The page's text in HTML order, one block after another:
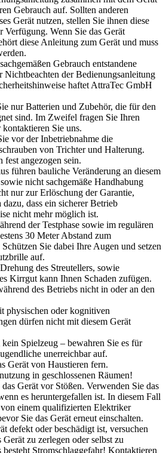
Gebrauch auf. Sollten anderen
Gerät nutzen, stellen Sie ihnen diese
Verfügung. Wenn Sie das Gerät
diese Anleitung zum Gerät und muss
Gebrauch entstandene
Nichtbeachten der Bedienungsanleitung
haftet AttraTec GmbH
nur Batterien und Zubehör, die für den
sind. Im Zweifel fragen Sie Ihren
Sie uns.
vor der Inbetriebnahme die
von Trichter und Halterung.
fest angezogen sein.
führen bauliche Veränderung an diesem
nicht sachgemäße Handhabung
nur zur Erlöschung der Garantie,
dazu, dass ein sicherer Betrieb
nicht mehr möglich ist.
der Testphase sowie im regulären
30 Meter Abstand zum
Schützen Sie dabei Ihre Augen und setzen
auf.
des Streutellers, sowie
Kirrgut kann Ihnen Schaden zufügen.
des Betriebs nicht in oder an den
physischen oder kognitiven
dürfen nicht mit diesem Gerät
Spielzeug – bewahren Sie es für
unerreichbar auf.
Gerät von Haustieren fern.
in geschlossenen Räumen!
das Gerät vor Stößen. Verwenden Sie das
es heruntergefallen ist. In diesem Fall
von einem qualifizierten Elektriker
Sie das Gerät erneut einschalten.
defekt oder beschädigt ist, versuchen
Gerät zu zerlegen oder selbst zu
besteht Stromschlaggefahr! Kontaktieren